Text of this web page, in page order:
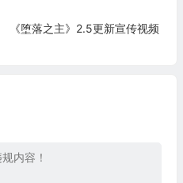
《堕落之主》2.5更新宣传视频